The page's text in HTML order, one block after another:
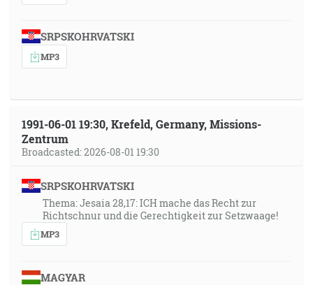
SRPSKOHRVATSKI
MP3
1991-06-01 19:30, Krefeld, Germany, Missions-
Zentrum
Broadcasted: 2026-08-01 19:30
SRPSKOHRVATSKI
Thema: Jesaia 28,17: ICH mache das Recht zur
Richtschnur und die Gerechtigkeit zur Setzwaage!
MP3
MAGYAR